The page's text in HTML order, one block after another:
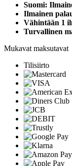
Suomi:
Ilmainen
Vähintään 1
Turvallinen
Mukavat maksutavat
Tilisiirto